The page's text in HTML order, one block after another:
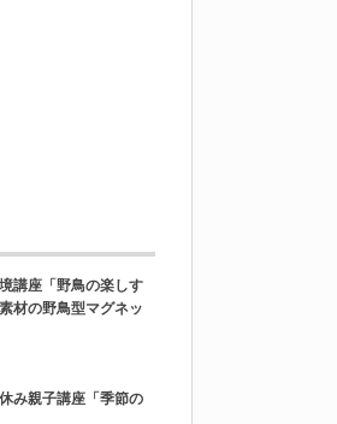
講座「野鳥の楽しす
材の野鳥型マグネッ
み親子講座「季節の